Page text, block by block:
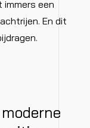
een
En dit